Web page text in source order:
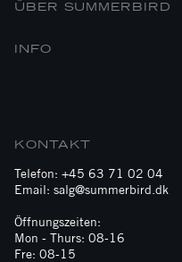
ÜBER SUMMERBIRD
INFO
KONTAKT
Telefon: +45 63 71 02 04
Email: salg@summerbird.dk
Öffnungszeiten:
Mon - Thurs: 08-16
Fre: 08-15